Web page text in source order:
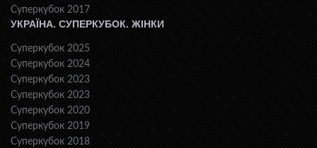
Суперкубок 2017
УКРАЇНА. СУПЕРКУБОК. ЖІНКИ
Суперкубок 2025
Суперкубок 2024
Суперкубок 2023
Суперкубок 2023
Суперкубок 2020
Суперкубок 2019
Суперкубок 2018